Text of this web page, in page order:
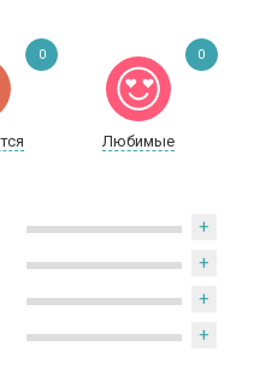
Любимые
0 0
+
+
+
+